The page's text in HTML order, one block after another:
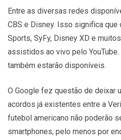
Entre as diversas redes
CBS e Disney. Isso significa que
Sports, SyFy, Disney XD e
assistidos ao vivo pelo
também estarão disponíveis.
O Google fez questão de deixar
acordos já existentes entre a
futebol americano não poderão
smartphones, pelo menos por